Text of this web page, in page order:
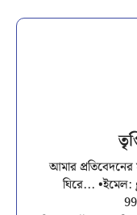
আমার
ঘিরে... •ইমেল: